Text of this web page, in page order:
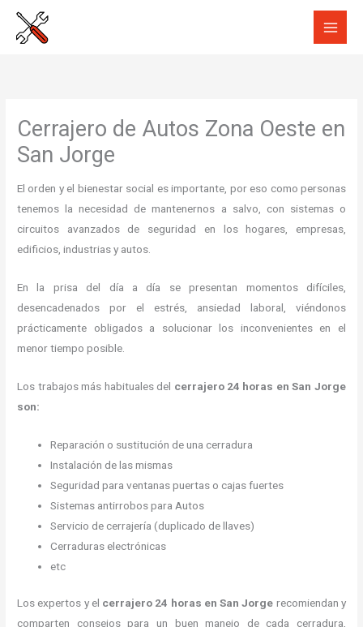
Cerrajero de Autos Zona Oeste en
San Jorge
El orden y el bienestar social es importante, por eso como personas
tenemos la necesidad de mantenernos a salvo, con sistemas o
circuitos avanzados de seguridad en los hogares, empresas,
edificios, industrias y autos.
En la prisa del día a día se presentan momentos difíciles,
desencadenados por el estrés, ansiedad laboral, viéndonos
prácticamente obligados a solucionar los inconvenientes en el
menor tiempo posible.
Los trabajos más habituales del cerrajero 24 horas en San Jorge
son:
Reparación o sustitución de una cerradura
Instalación de las mismas
Seguridad para ventanas puertas o cajas fuertes
Sistemas antirrobos para Autos
Servicio de cerrajería (duplicado de llaves)
Cerraduras electrónicas
etc
Los expertos y el cerrajero 24 horas en San Jorge recomiendan y
comparten consejos para un buen manejo de cada cerradura,